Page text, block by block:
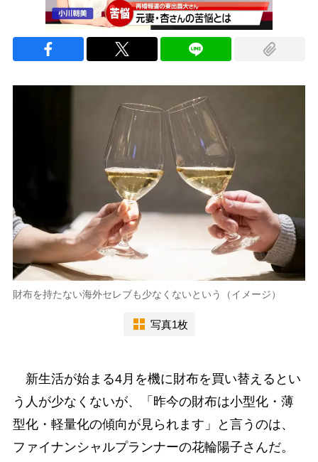
財布を持たない海外セレブも少なくないという（イメージ）
写真1枚
新生活が始まる4月を機に財布を買い替えるとい
う人が少なくないが、「昨今の財布は小型化・薄
型化・軽量化の傾向が見られます」と言うのは、
ファイナンシャルプランナーの花輪陽子さんだ。